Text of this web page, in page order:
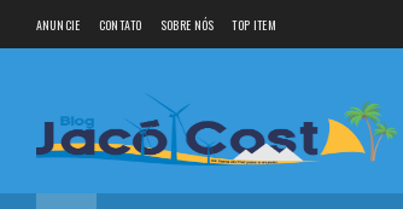
ANUNCIE CONTATO SOBRE NÓS TOP ITEM